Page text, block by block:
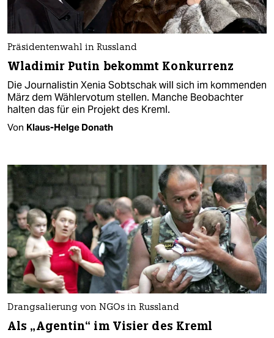
Präsidentenwahl in Russland
Wladimir Putin bekommt Konkurrenz
Die Journalistin Xenia Sobtschak will sich im kommenden
März dem Wählervotum stellen. Manche Beobachter
halten das für ein Projekt des Kreml.
Von Klaus-Helge Donath
Drangsalierung von NGOs in Russland
Als „Agentin“ im Visier des Kreml